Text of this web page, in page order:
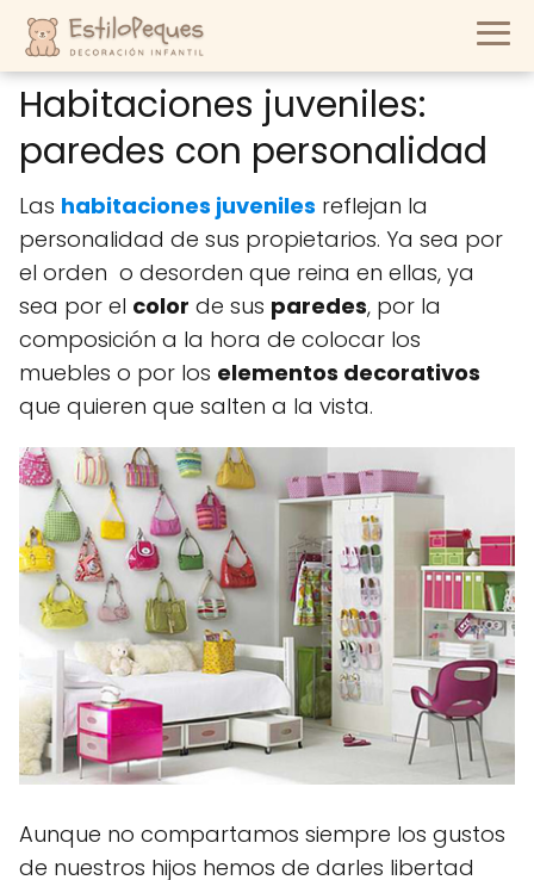
Habitaciones juveniles:
paredes con personalidad
Las habitaciones juveniles reflejan la
personalidad de sus propietarios. Ya sea por
el orden o desorden que reina en ellas, ya
sea por el color de sus paredes, por la
composición a la hora de colocar los
muebles o por los elementos decorativos
que quieren que salten a la vista.
Aunque no compartamos siempre los gustos
de nuestros hijos hemos de darles libertad